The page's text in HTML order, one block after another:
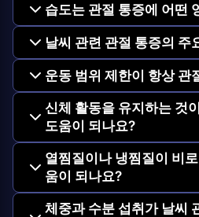
습도는 관절 통증에 어떤
날씨 관련 관절 통증의 주
운동 범위 제한이 항상 관
신체 활동을 유지하는 것
도움이 되나요?
열찜질이나 냉찜질이 비
움이 되나요?
체중과 수분 섭취가 날씨